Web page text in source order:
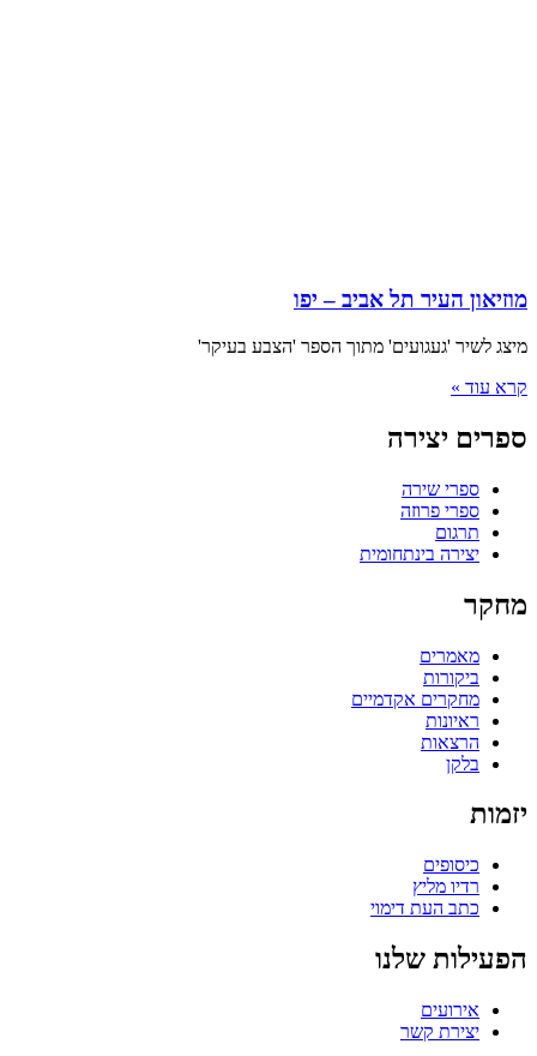
מוזיאון העיר תל אביב – יפו
מיצג לשיר 'געגועים' מתוך הספר 'הצבע בעיקר'
קרא עוד »
ספרים יצירה
ספרי שירה
ספרי פרוזה
תרגום
יצירה בינתחומית
מחקר
מאמרים
ביקורות
מחקרים אקדמיים
ראיונות
הרצאות
בלקן
יזמות
כיסופים
רדיו מליץ
כתב העת דימוי
הפעילות שלנו
אירועים
יצירת קשר